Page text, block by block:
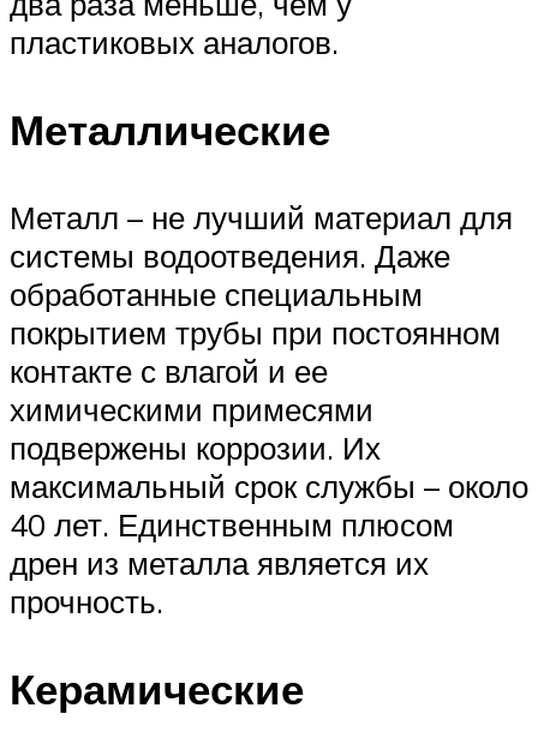
пластиковых аналогов.
Металлические
Металл – не лучший материал для
системы водоотведения. Даже
обработанные специальным
покрытием трубы при постоянном
контакте с влагой и ее
химическими примесями
подвержены коррозии. Их
максимальный срок службы – около
40 лет. Единственным плюсом
дрен из металла является их
прочность.
Керамические